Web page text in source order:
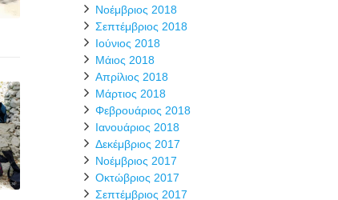
Νοέμβριος 2018
Σεπτέμβριος 2018
Ιούνιος 2018
Μάιος 2018
Απρίλιος 2018
Μάρτιος 2018
Φεβρουάριος 2018
Ιανουάριος 2018
Δεκέμβριος 2017
Νοέμβριος 2017
Οκτώβριος 2017
Σεπτέμβριος 2017